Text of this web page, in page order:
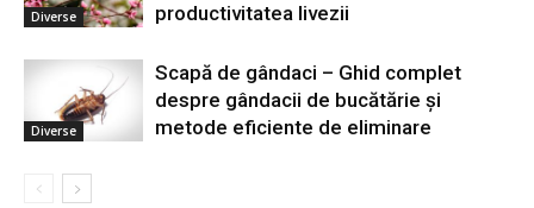
Diverse
productivitatea livezii
Diverse
Scapă de gândaci – Ghid complet
despre gândacii de bucătărie și
metode eficiente de eliminare